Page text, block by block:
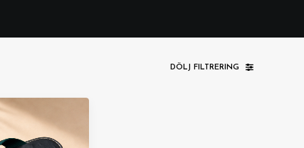
DÖLJ FILTRERING